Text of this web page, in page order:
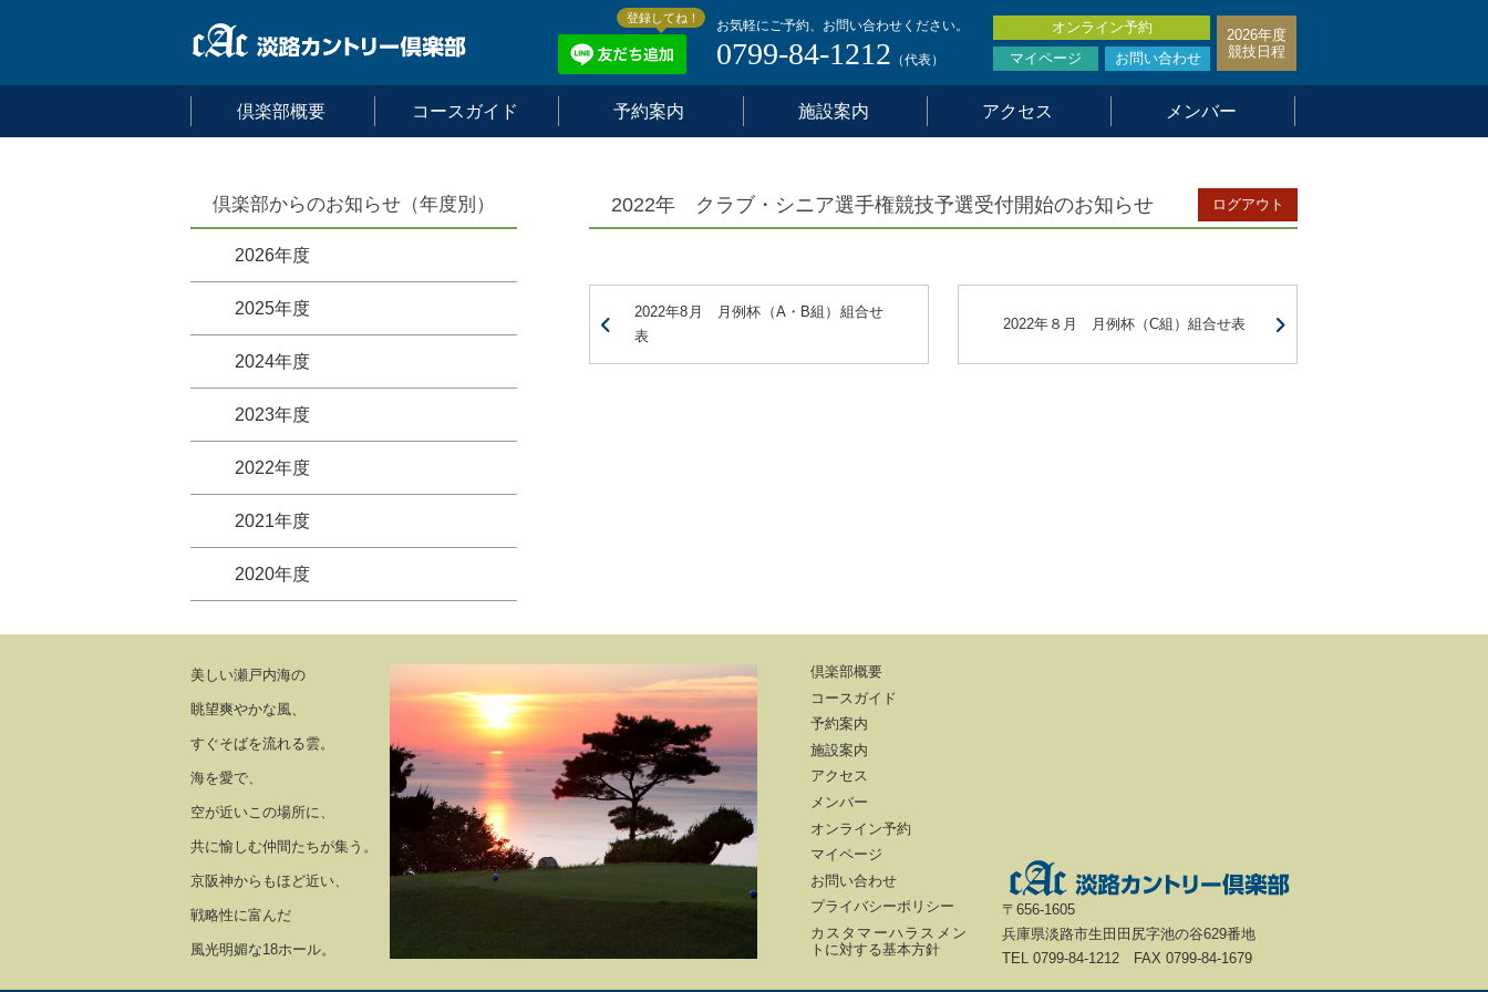
2026年度
競技日程
オンライン予約
マイページ
お問い合わせ
お気軽にご予約、お問い合わせください。
0799-84-1212 （代表）
倶楽部概要 コースガイド 予約案内 施設案内 アクセス メンバー
登録してね！
ログアウト
2022年 クラブ・シニア選手権競技予選受付開始のお知らせ
2022年8月 月例杯（A・B組）組合せ
表
2022年８月 月例杯（C組）組合せ表
倶楽部からのお知らせ（年度別）
2026年度
2025年度
2024年度
2023年度
2022年度
2021年度
2020年度
美しい瀬戸内海の
眺望爽やかな風、
すぐそばを流れる雲。
海を愛で、
空が近いこの場所に、
共に愉しむ仲間たちが集う。
京阪神からもほど近い、
戦略性に富んだ
風光明媚な18ホール。
倶楽部概要
コースガイド
予約案内
施設案内
アクセス
メンバー
オンライン予約
マイページ
お問い合わせ
プライバシーポリシー
カスタマーハラスメン
トに対する基本方針
〒656-1605
兵庫県淡路市生田田尻字池の谷629番地
TEL 0799-84-1212 FAX 0799-84-1679